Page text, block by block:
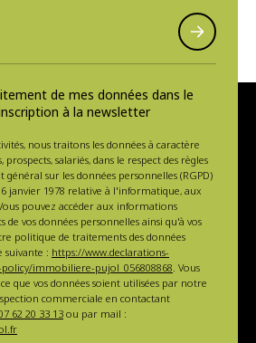
de mes données dans le
à la newsletter
nous traitons les données à caractère
salariés, dans le respect des règles
général sur les données personnelles (RGPD)
janvier 1978 relative à l'informatique, aux
pouvez accéder aux informations
de vos données personnelles ainsi qu'à vos
politique de traitements des données
suivante : https://www.declarations-
immobiliere-pujol_056808868 . Vous
que vos données soient utilisées par notre
commerciale en contactant
62 20 33 13 ou par mail :